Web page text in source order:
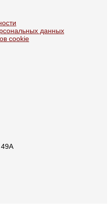
данных
cookie
49А